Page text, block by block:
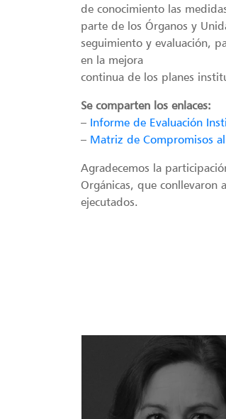
de conocimiento las
parte de los Órganos y
seguimiento y evaluación,
en la mejora
continua de los planes
Se comparten los enlaces:
– Informe de Evaluación
– Matriz de Compromisos
Agradecemos la
Orgánicas, que conllevaron
ejecutados.